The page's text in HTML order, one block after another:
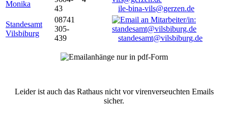
Monika
43
ile-bina-vils@gerzen.de
Standesamt
Vilsbiburg
08741
305-
439
standesamt@vilsbiburg.de
Leider ist auch das Rathaus nicht vor virenverseuchten Emails
sicher.